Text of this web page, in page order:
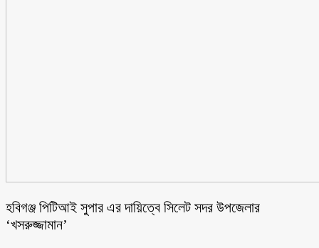
হবিগঞ্জ পিটিআই সুপার এর দায়িত্বে সিলেট সদর উপজেলার
‘খসরুজ্জামান’